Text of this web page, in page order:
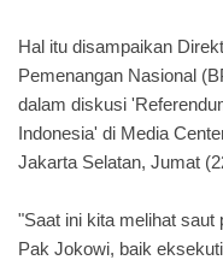
Hal itu disampaikan
Pemenangan Nasional
dalam diskusi
Indonesia' di Media
Jakarta Selatan, Jumat
"Saat ini kita melihat saut
Pak Jokowi, baik